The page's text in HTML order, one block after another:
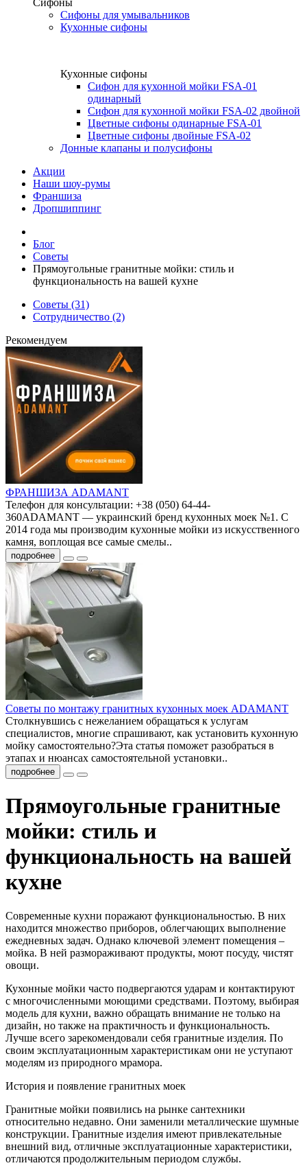
Сифоны
Сифоны для умывальников
Кухонные сифоны
Кухонные сифоны
Сифон для кухонной мойки FSA-01
одинарный
Сифон для кухонной мойки FSA-02 двойной
Цветные сифоны одинарные FSA-01
Цветные сифоны двойные FSA-02
Донные клапаны и полусифоны
Акции
Наши шоу-румы
Франшиза
Дропшиппинг
Блог
Советы
Прямоугольные гранитные мойки: стиль и
функциональность на вашей кухне
Советы (31)
Сотрудничество (2)
Рекомендуем
ФРАНШИЗА ADAMANT
Телефон для консультации: +38 (050) 64-44-
360ADAMANT — украинский бренд кухонных моек №1. С
2014 года мы производим кухонные мойки из искусственного
камня, воплощая все самые смелы..
подробнее
Советы по монтажу гранитных кухонных моек ADAMANT
Столкнувшись с нежеланием обращаться к услугам
специалистов, многие спрашивают, как установить кухонную
мойку самостоятельно?Эта статья поможет разобраться в
этапах и нюансах самостоятельной установки..
подробнее
Прямоугольные гранитные
мойки: стиль и
функциональность на вашей
кухне
Современные кухни поражают функциональностью. В них
находится множество приборов, облегчающих выполнение
ежедневных задач. Однако ключевой элемент помещения –
мойка. В ней размораживают продукты, моют посуду, чистят
овощи.
Кухонные мойки часто подвергаются ударам и контактируют
с многочисленными моющими средствами. Поэтому, выбирая
модель для кухни, важно обращать внимание не только на
дизайн, но также на практичность и функциональность.
Лучше всего зарекомендовали себя гранитные изделия. По
своим эксплуатационным характеристикам они не уступают
моделям из природного мрамора.
История и появление гранитных моек
Гранитные мойки появились на рынке сантехники
относительно недавно. Они заменили металлические шумные
конструкции. Гранитные изделия имеют привлекательные
внешний вид, отличные эксплуатационные характеристики,
отличаются продолжительным периодом службы.